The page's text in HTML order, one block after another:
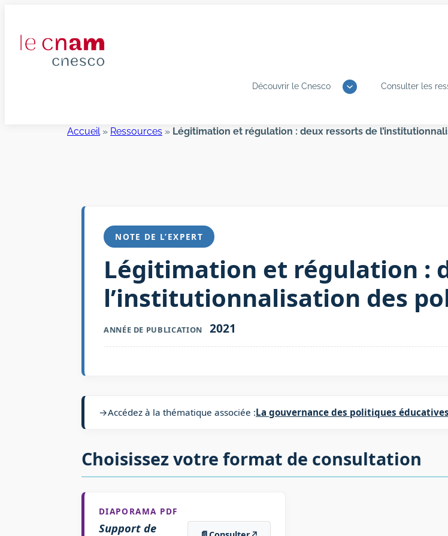
contenu
Découvrir le Cnesco Consulter les
Accueil» Ressources » Légitimation et régulation : deux ressorts de
NOTE DE L’EXPERT
Légitimation et régulation :
l’institutionnalisation des
ANNÉE DE PUBLICATION 2021
→Accédez à la thématique associée :La gouvernance des politiques éducatives
Choisissez votre format de consultation
DIAPORAMA PDF
Support de